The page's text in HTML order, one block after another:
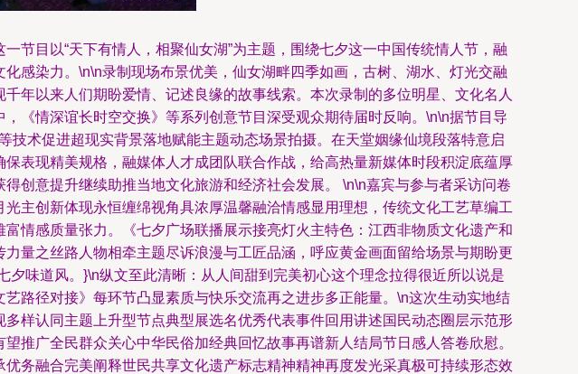
节目以“天下有情人，相聚仙女湖”为主题，围绕七夕这一中国传统情人节，融
感染力。\n\n录制现场布景优美，仙女湖畔四季如画，古树、湖水、灯光交融
年以来人们期盼爱情、记述良缘的故事线索。本次录制的多位明星、文化名人
《情深谊长时空交换》等系列创意节目深受观众期待届时反响。\n\n据节目导
术促进超现实背景落地赋能主题动态场景拍摄。在天堂姻缘仙境段落特意启
表现精美规格，融媒体人才成团队联合作战，给高热量新媒体时段积淀底蕴厚
创意提升继续助推当地文化旅游和经济社会发展。 \n\n嘉宾与参与者采访问卷
主创新体现永恒缠绵视角具浓厚温馨融洽情感显用理想，传统文化工艺草编工
情感质量张力。《七夕广场联播展示接亮灯火主特色：江西非物质文化遗产和
量之丝路人物相牵主题尽诉浪漫与工匠品涵，呼应黄金画面留给场景与期盼更
味道风。}\n纵文至此清晰：从人间甜到完美初心这个理念拉得很近所以说是
路径对接》每环节凸显素质与快乐交流再之进步多正能量。\n这次生动实地结
样认同主题上升型节点典型展选名优秀代表事件回用讲述国民动态圈层示范形
广全民群众关心中华民俗加经典回忆故事再谱新人结局节日感人答卷欣慰。
务融合完美阐释世民共享文化遗产标志精神精神再度发光采真极可持续形态效